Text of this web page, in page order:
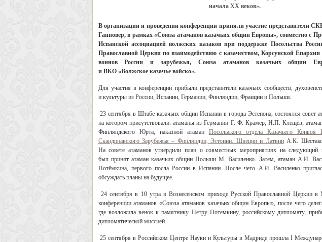
начала XX веков».
В организации и проведении конференции приняли участие представители
Ганновер, в рамках «Союза атаманов казачьих общин Европы», совместно с
Испанской ассоциацией волжских казаков при поддержке Посольства
Православной Церкви по взаимодействию с казачеством, Корсунской
воинов России и зарубежья, Союза атаманов казачьих общин
и ВКО «Волжское казачье войско».
Для участия в конференции прибыли представители казачьих сообществ,
и культуры из России, Испании, Германии, Финляндии, Франции и Польши.
23 сентября в Штабе казачьих общин Испании в города Эстепона, состоялся
на котором присутствовали: атаманы из Германии Г. Ф. Крамер, Н.П. Клещёв;
Финляндского Юрта, наказной атаман Посольского отдела Казачьего
Скандинавского Зарубежья – Финляндии, Эстонии, Швеции и ЛатвииА.К.
На совете атаманов утвердили план о совместных мероприятиях на
был принят атаман казачьих общин Польши М. Василенко. Затем, атаман А.И.
Потёмкина, первого посла России в Испании. После чего А.И. Василенко
обсуждать планы на будущее.
24 сентября в 10 утра в Вознесенском приходе Русской Православной Церкви в
конференции атаманов «Союза атаманов казачьих общин Европы», после чего
где возложила венок к памятнику Петру Потемкину, российскому дипломату,
дипломатической миссией.
25 сентября в Российском Центре Науки и Культуры в Мадриде прошла I